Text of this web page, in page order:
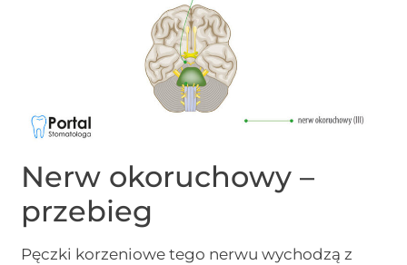
Nerw okoruchowy –
przebieg
Pęczki korzeniowe tego nerwu wychodzą z